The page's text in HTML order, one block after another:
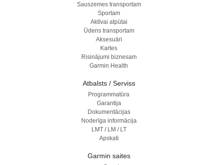
Sauszemes transportam
Sportam
Aktīvai atpūtai
Ūdens transportam
Aksesuāri
Kartes
Risinājumi biznesam
Garmin Health
Atbalsts / Serviss
Programmatūra
Garantija
Dokumentācijas
Noderīga informācija
LMT / LM / LT
Apskati
Garmin saites